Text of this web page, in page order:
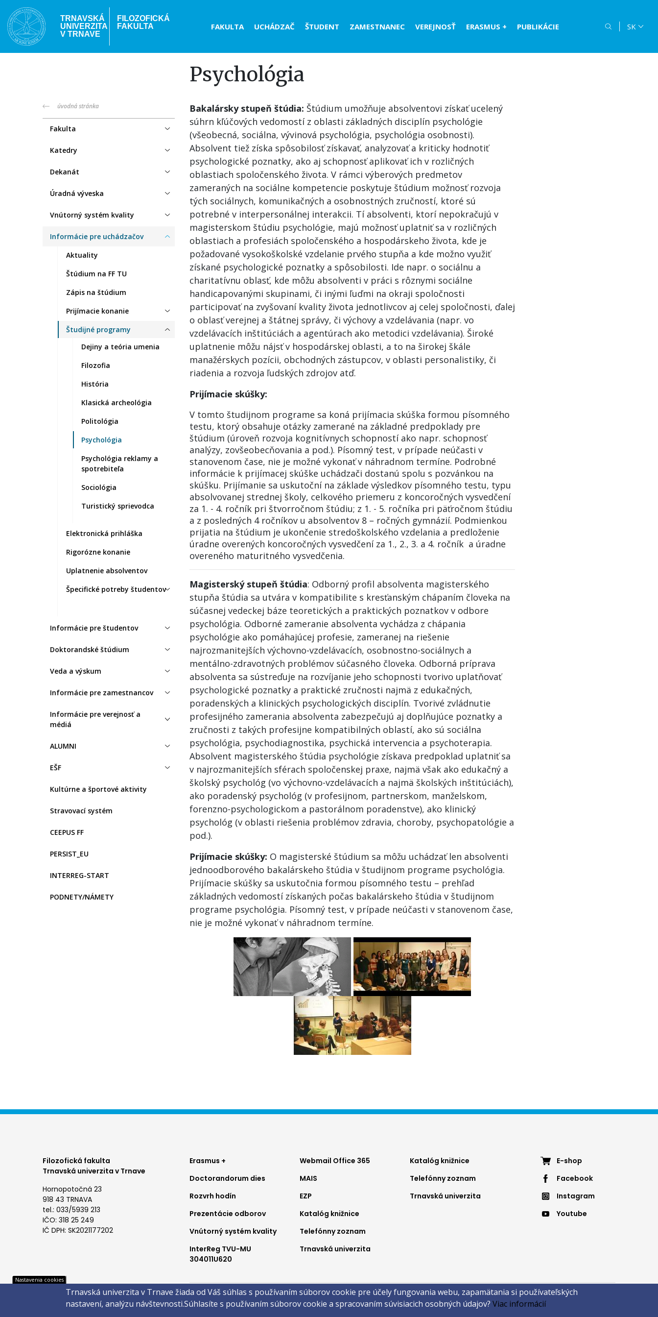
Skočiť
na
hlavný
obsah
TRNAVSKÁ
UNIVERZITA
V TRNAVE
FILOZOFICKÁ
FAKULTA
Header
FAKULTA UCHÁDZAČ ŠTUDENT ZAMESTNANEC VEREJNOSŤ ERASMUS + PUBLIKÁCIE SK
Psychológia
truni-
menu
úvodná stránka
Fakulta
Katedry
Dekanát
Úradná výveska
Vnútorný systém kvality
Informácie pre uchádzačov
Aktuality
Štúdium na FF TU
Zápis na štúdium
Prijímacie konanie
Študijné programy
Dejiny a teória umenia
Filozofia
História
Klasická archeológia
Politológia
Psychológia
Psychológia reklamy a
spotrebiteľa
Sociológia
Turistický sprievodca
Elektronická prihláška
Rigorózne konanie
Uplatnenie absolventov
Špecifické potreby študentov
Informácie pre študentov
Doktorandské štúdium
Veda a výskum
Informácie pre zamestnancov
Informácie pre verejnosť a
médiá
ALUMNI
EŠF
Kultúrne a športové aktivity
Stravovací systém
CEEPUS FF
PERSIST_EU
INTERREG-START
PODNETY/NÁMETY
Bakalársky stupeň štúdia: Štúdium umožňuje absolventovi získať ucelený
súhrn kľúčových vedomostí z oblasti základných disciplín psychológie
(všeobecná, sociálna, vývinová psychológia, psychológia osobnosti).
Absolvent tiež získa spôsobilosť získavať, analyzovať a kriticky hodnotiť
psychologické poznatky, ako aj schopnosť aplikovať ich v rozličných
oblastiach spoločenského života. V rámci výberových predmetov
zameraných na sociálne kompetencie poskytuje štúdium možnosť rozvoja
tých sociálnych, komunikačných a osobnostných zručností, ktoré sú
potrebné v interpersonálnej interakcii. Tí absolventi, ktorí nepokračujú v
magisterskom štúdiu psychológie, majú možnosť uplatniť sa v rozličných
oblastiach a profesiách spoločenského a hospodárskeho života, kde je
požadované vysokoškolské vzdelanie prvého stupňa a kde možno využiť
získané psychologické poznatky a spôsobilosti. Ide napr. o sociálnu a
charitatívnu oblasť, kde môžu absolventi v práci s rôznymi sociálne
handicapovanými skupinami, či inými ľuďmi na okraji spoločnosti
participovať na zvyšovaní kvality života jednotlivcov aj celej spoločnosti, ďalej
o oblasť verejnej a štátnej správy, či výchovy a vzdelávania (napr. vo
vzdelávacích inštitúciách a agentúrach ako metodici vzdelávania). Široké
uplatnenie môžu nájsť v hospodárskej oblasti, a to na širokej škále
manažérskych pozícii, obchodných zástupcov, v oblasti personalistiky, či
riadenia a rozvoja ľudských zdrojov atď.
Prijímacie skúšky:
V tomto študijnom programe sa koná prijímacia skúška formou písomného
testu, ktorý obsahuje otázky zamerané na základné predpoklady pre
štúdium (úroveň rozvoja kognitívnych schopností ako napr. schopnosť
analýzy, zovšeobecňovania a pod.). Písomný test, v prípade neúčasti v
stanovenom čase, nie je možné vykonať v náhradnom termíne. Podrobné
informácie k prijímacej skúške uchádzači dostanú spolu s pozvánkou na
skúšku. Prijímanie sa uskutoční na základe výsledkov písomného testu, typu
absolvovanej strednej školy, celkového priemeru z koncoročných vysvedčení
za 1. - 4. ročník pri štvorročnom štúdiu; z 1. - 5. ročníka pri päťročnom štúdiu
a z posledných 4 ročníkov u absolventov 8 – ročných gymnázií. Podmienkou
prijatia na štúdium je ukončenie stredoškolského vzdelania a predloženie
úradne overených koncoročných vysvedčení za 1., 2., 3. a 4. ročník a úradne
overeného maturitného vysvedčenia.
Magisterský stupeň štúdia: Odborný profil absolventa magisterského
stupňa štúdia sa utvára v kompatibilite s kresťanským chápaním človeka na
súčasnej vedeckej báze teoretických a praktických poznatkov v odbore
psychológia. Odborné zameranie absolventa vychádza z chápania
psychológie ako pomáhajúcej profesie, zameranej na riešenie
najrozmanitejších výchovno-vzdelávacích, osobnostno-sociálnych a
mentálno-zdravotných problémov súčasného človeka. Odborná príprava
absolventa sa sústreďuje na rozvíjanie jeho schopnosti tvorivo uplatňovať
psychologické poznatky a praktické zručnosti najmä z edukačných,
poradenských a klinických psychologických disciplín. Tvorivé zvládnutie
profesijného zamerania absolventa zabezpečujú aj doplňujúce poznatky a
zručnosti z takých profesijne kompatibilných oblastí, ako sú sociálna
psychológia, psychodiagnostika, psychická intervencia a psychoterapia.
Absolvent magisterského štúdia psychológie získava predpoklad uplatniť sa
v najrozmanitejších sférach spoločenskej praxe, najmä však ako edukačný a
školský psychológ (vo výchovno-vzdelávacích a najmä školských inštitúciách),
ako poradenský psychológ (v profesijnom, partnerskom, manželskom,
forenzno-psychologickom a pastorálnom poradenstve), ako klinický
psychológ (v oblasti riešenia problémov zdravia, choroby, psychopatológie a
pod.).
Prijímacie skúšky: O magisterské štúdium sa môžu uchádzať len absolventi
jednoodborového bakalárskeho štúdia v študijnom programe psychológia.
Prijímacie skúšky sa uskutočnia formou písomného testu – prehľad
základných vedomostí získaných počas bakalárskeho štúdia v študijnom
programe psychológia. Písomný test, v prípade neúčasti v stanovenom čase,
nie je možné vykonať v náhradnom termíne.
Filozofická fakulta
Trnavská univerzita v Trnave
Hornopotočná 23
918 43 TRNAVA
tel.: 033/5939 213
IČO: 318 25 249
IČ DPH: SK2021177202
Footer
menu
1
Erasmus +
Doctorandorum dies
Rozvrh hodín
Prezentácie odborov
Vnútorný systém kvality
InterReg TVU-MU
304011U620
Footer
menu
2
Webmail Office 365
MAIS
EZP
Katalóg knižnice
Telefónny zoznam
Trnavská univerzita
Footer
menu
3
Katalóg knižnice
Telefónny zoznam
Trnavská univerzita
Footer
menu
E-shop
Facebook
Instagram
Youtube
Päta
Správca obsahu Technická podpora Vyhlásenie o prístupnosti Cookies
Nastavenia cookies
Trnavská univerzita v Trnave žiada od Váš súhlas s používaním súborov cookie pre účely fungovania webu, zapamätania si používateľských
nastavení, analýzu návštevnosti.Súhlasíte s používaním súborov cookie a spracovaním súvisiacich osobných údajov?Viac informácií